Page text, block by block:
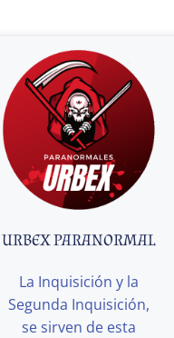
URBEX PARANORMAL
La Inquisición y la
Segunda Inquisición,
se sirven de esta